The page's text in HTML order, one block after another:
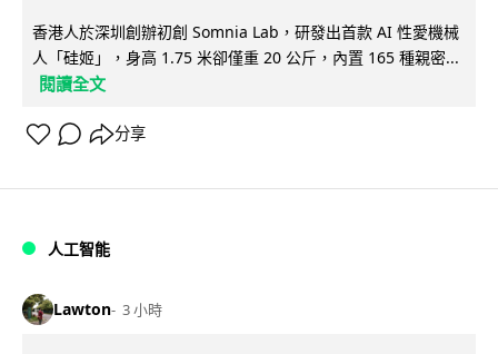
香港人於深圳創辦初創 Somnia Lab，研發出首款 AI 性愛機械
人「硅姬」，身高 1.75 米卻僅重 20 公斤，內置 165 種親密...
閱讀全文
分享
人工智能
Lawton 3 小時